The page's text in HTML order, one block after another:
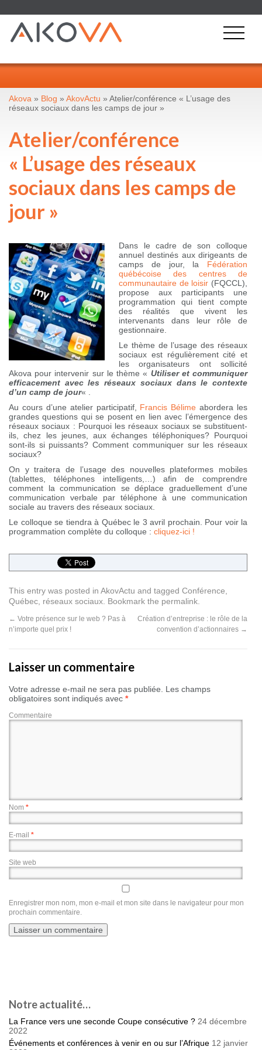
Akova » Blog » AkovActu » Atelier/conférence « L’usage des
réseaux sociaux dans les camps de jour »
Atelier/conférence
« L’usage des réseaux
sociaux dans les camps de
jour »
Dans le cadre de son colloque
annuel destinés aux dirigeants de
camps de jour, la Fédération
québécoise des centres de
communautaire de loisir (FQCCL),
propose aux participants une
programmation qui tient compte
des réalités que vivent les
intervenants dans leur rôle de
gestionnaire.
Le thème de l’usage des réseaux
sociaux est régulièrement cité et
les organisateurs ont sollicité
Akova pour intervenir sur le thème « Utiliser et communiquer
efficacement avec les réseaux sociaux dans le contexte
d’un camp de jour« .
Au cours d’une atelier participatif, Francis Bélime abordera les
grandes questions qui se posent en lien avec l’émergence des
réseaux sociaux : Pourquoi les réseaux sociaux se substituent-
ils, chez les jeunes, aux échanges téléphoniques? Pourquoi
sont-ils si puissants? Comment communiquer sur les réseaux
sociaux?
On y traitera de l’usage des nouvelles plateformes mobiles
(tablettes, téléphones intelligents,…) afin de comprendre
comment la communication se déplace graduellement d’une
communication verbale par téléphone à une communication
sociale au travers des réseaux sociaux.
Le colloque se tiendra à Québec le 3 avril prochain. Pour voir la
programmation complète du colloque : cliquez-ici !
This entry was posted in AkovActu and tagged Conférence
Québec réseaux sociaux . Bookmark the permalink
← Votre présence sur le web ? Pas à
n’importe quel prix !
Création d’entreprise : le rôle de la
convention d’actionnaires →
Laisser un commentaire
Votre adresse e-mail ne sera pas publiée.
Les champs
obligatoires sont indiqués avec *
Commentaire
Nom *
E-mail *
Site web
Enregistrer mon nom, mon e-mail et mon site dans le navigateur pour mon
prochain commentaire.
Notre actualité…
La France vers une seconde Coupe consécutive ? 24 décembre
2022
Événements et conférences à venir en ou sur l’Afrique 12 janvier